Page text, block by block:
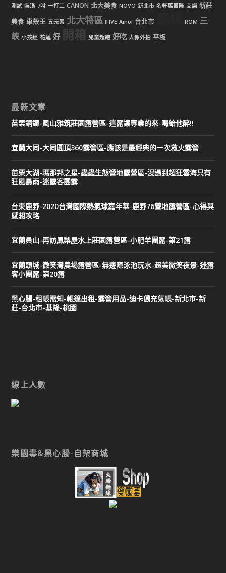
測試 裝潢 7吋 一打二 CANON 北大美食 NOVO 新北市 名軒萬寶隆 艾諾 新莊
美食 車殼王 五元素 北大特區 IFIVE Ainol 台北市 ROM 三
峽 小孩經 花蓮 好 開箱 兒童超跑 好吃 人像外拍 平板
最新文章
苗栗銅鑼-風山雅筑莊園露營區-這露讓專業的來-喝給他醉!!
宜蘭大同-大同圓頂360露營區-應該是最經典的一次救火露營
苗栗大湖-瑪那邦之星-蟲蟲生態營地露營區-沒遇到超狂雲海只有
狂風暴雨-迷露客團露
台東鹿野-2020台灣國際熱氣球嘉年華-鹿野76營地露營區-心得與
感想攻略
宜蘭員山-再訪鳳梨屋水上莊園露營區-小肥羊團露-第21露
宜蘭頭城-微笑灣農場露營區-無邊際泳池玩水-超美微笑夜景-迷露
客小團露-第20露
黑心腸-租帳需知-帳篷出租-露營用品-迪卡儂充氣帳-新北市-新
莊-台北市-基隆-桃園
線上人數
樂園毒&黑心腸-自架商城